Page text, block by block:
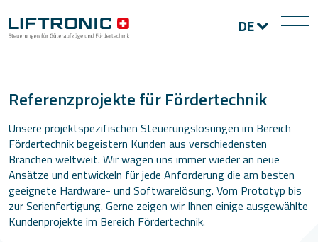
DE
Referenzprojekte für Fördertechnik
Unsere projektspezifischen Steuerungslösungen im Bereich
Fördertechnik begeistern Kunden aus verschiedensten
Branchen weltweit. Wir wagen uns immer wieder an neue
Ansätze und entwickeln für jede Anforderung die am besten
geeignete Hardware- und Softwarelösung. Vom Prototyp bis
zur Serienfertigung. Gerne zeigen wir Ihnen einige ausgewählte
Kundenprojekte im Bereich Fördertechnik.